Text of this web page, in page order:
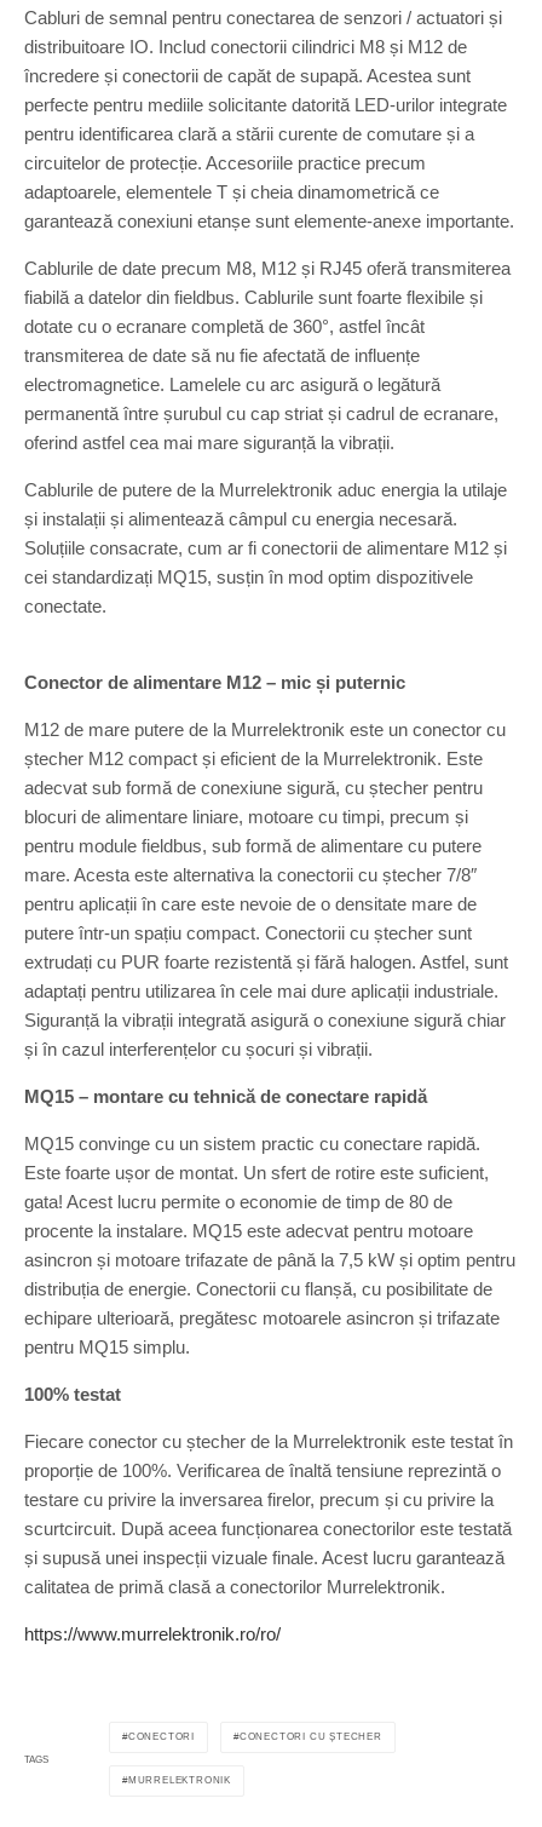
Cabluri de semnal pentru conectarea de senzori / actuatori și
distribuitoare IO. Includ conectorii cilindrici M8 și M12 de
încredere și conectorii de capăt de supapă. Acestea sunt
perfecte pentru mediile solicitante datorită LED-urilor integrate
pentru identificarea clară a stării curente de comutare și a
circuitelor de protecție. Accesoriile practice precum
adaptoarele, elementele T și cheia dinamometrică ce
garantează conexiuni etanșe sunt elemente-anexe importante.
Cablurile de date precum M8, M12 și RJ45 oferă transmiterea
fiabilă a datelor din fieldbus. Cablurile sunt foarte flexibile și
dotate cu o ecranare completă de 360°, astfel încât
transmiterea de date să nu fie afectată de influențe
electromagnetice. Lamelele cu arc asigură o legătură
permanentă între șurubul cu cap striat și cadrul de ecranare,
oferind astfel cea mai mare siguranță la vibrații.
Cablurile de putere de la Murrelektronik aduc energia la utilaje
și instalații și alimentează câmpul cu energia necesară.
Soluțiile consacrate, cum ar fi conectorii de alimentare M12 și
cei standardizați MQ15, susțin în mod optim dispozitivele
conectate.
Conector de alimentare M12 – mic și puternic
M12 de mare putere de la Murrelektronik este un conector cu
ștecher M12 compact și eficient de la Murrelektronik. Este
adecvat sub formă de conexiune sigură, cu ștecher pentru
blocuri de alimentare liniare, motoare cu timpi, precum și
pentru module fieldbus, sub formă de alimentare cu putere
mare. Acesta este alternativa la conectorii cu ștecher 7/8″
pentru aplicații în care este nevoie de o densitate mare de
putere într-un spațiu compact. Conectorii cu ștecher sunt
extrudați cu PUR foarte rezistentă și fără halogen. Astfel, sunt
adaptați pentru utilizarea în cele mai dure aplicații industriale.
Siguranță la vibrații integrată asigură o conexiune sigură chiar
și în cazul interferențelor cu șocuri și vibrații.
MQ15 – montare cu tehnică de conectare rapidă
MQ15 convinge cu un sistem practic cu conectare rapidă.
Este foarte ușor de montat. Un sfert de rotire este suficient,
gata! Acest lucru permite o economie de timp de 80 de
procente la instalare. MQ15 este adecvat pentru motoare
asincron și motoare trifazate de până la 7,5 kW și optim pentru
distribuția de energie. Conectorii cu flanșă, cu posibilitate de
echipare ulterioară, pregătesc motoarele asincron și trifazate
pentru MQ15 simplu.
100% testat
Fiecare conector cu ștecher de la Murrelektronik este testat în
proporție de 100%. Verificarea de înaltă tensiune reprezintă o
testare cu privire la inversarea firelor, precum și cu privire la
scurtcircuit. După aceea funcționarea conectorilor este testată
și supusă unei inspecții vizuale finale. Acest lucru garantează
calitatea de primă clasă a conectorilor Murrelektronik.
https://www.murrelektronik.ro/ro/
TAGS
CONECTORI CONECTORI CU ȘTECHER
MURRELEKTRONIK